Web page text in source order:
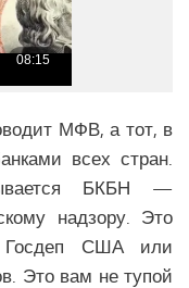
МФВ, а тот, в
всех стран.
БКБН —
надзору. Это
Госдеп США или
Это вам не тупой